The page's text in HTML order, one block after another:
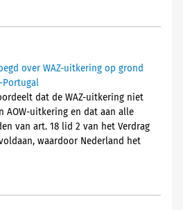
over WAZ-uitkering op grond
Portugal
dat de WAZ-uitkering niet
AOW-uitkering en dat aan alle
van art. 18 lid 2 van het Verdrag
waardoor Nederland het